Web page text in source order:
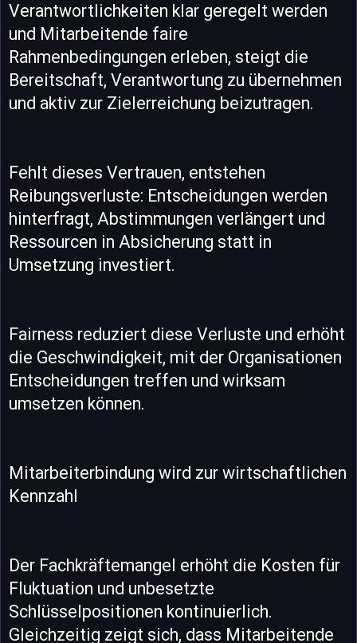
Verantwortlichkeiten klar geregelt werden
und Mitarbeitende faire
Rahmenbedingungen erleben, steigt die
Bereitschaft, Verantwortung zu übernehmen
und aktiv zur Zielerreichung beizutragen.
Fehlt dieses Vertrauen, entstehen
Reibungsverluste: Entscheidungen werden
hinterfragt, Abstimmungen verlängert und
Ressourcen in Absicherung statt in
Umsetzung investiert.
Fairness reduziert diese Verluste und erhöht
die Geschwindigkeit, mit der Organisationen
Entscheidungen treffen und wirksam
umsetzen können.
Mitarbeiterbindung wird zur wirtschaftlichen
Kennzahl
Der Fachkräftemangel erhöht die Kosten für
Fluktuation und unbesetzte
Schlüsselpositionen kontinuierlich.
Gleichzeitig zeigt sich, dass Mitarbeitende